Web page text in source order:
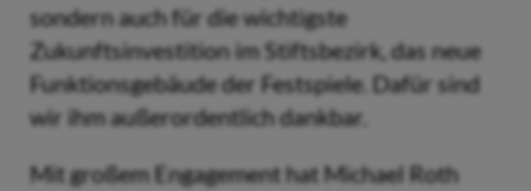
sondern auch für die wichtigste
Zukunftsinvestition im Stiftsbezirk, das neue
Funktionsgebäude der Festspiele. Dafür sind
wir ihm außerordentlich dankbar.
Mit großem Engagement hat Michael Roth